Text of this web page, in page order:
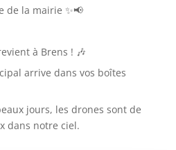
de la mairie ✨📢
à Brens ! 🎶
arrive dans vos boîtes
jours, les drones sont de
dans notre ciel.